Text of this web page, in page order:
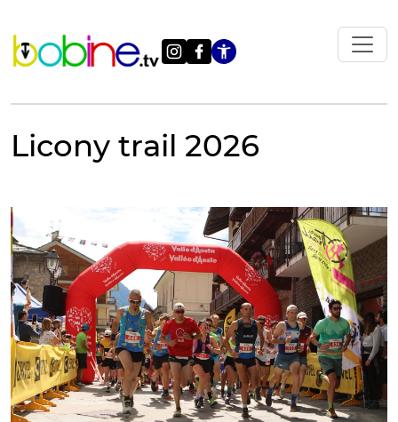
contenuto
Apri le
Licony trail 2026